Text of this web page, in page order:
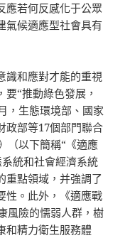
應若何反感化于公眾
氣候適應型社會具有
識和應對才能的重視
“推動綠色發展，
，生態環境部、國家
政部等17個部門聯合
（以下簡稱“《適應
統和社會經濟系統
重點領域，并強調了
性。此外，《適應戰
風險的懦弱人群，樹
和精力衛生服務體